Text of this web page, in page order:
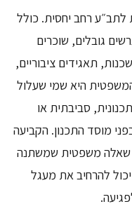
רחב יחסית. כולל
גובלים, שוכרים
תאגידים ציבוריים,
היא שמי שעלול
סביבתית או
מוסד התכנון. הקביעה
שאלה משפטית שמשתנה
להרחיב את מעגל